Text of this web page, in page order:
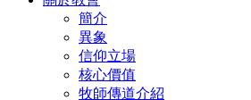
簡介
異象
信仰立場
核心價值
牧師傳道介紹